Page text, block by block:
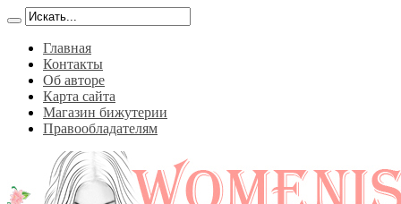
Главная
Контакты
Об авторе
Карта сайта
Магазин бижутерии
Правообладателям